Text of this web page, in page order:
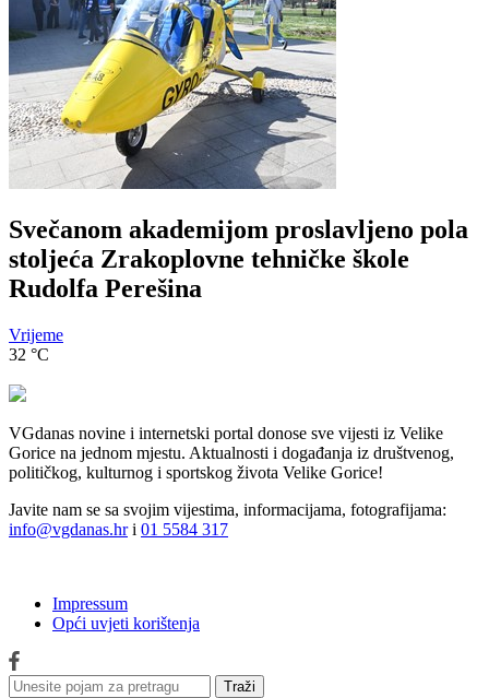
Svečanom akademijom proslavljeno pola
stoljeća Zrakoplovne tehničke škole
Rudolfa Perešina
Vrijeme
32 °C
VGdanas novine i internetski portal donose sve vijesti iz Velike
Gorice na jednom mjestu. Aktualnosti i događanja iz društvenog,
političkog, kulturnog i sportskog života Velike Gorice!
Javite nam se sa svojim vijestima, informacijama, fotografijama:
info@vgdanas.hri 01 5584 317
Impressum
Opći uvjeti korištenja